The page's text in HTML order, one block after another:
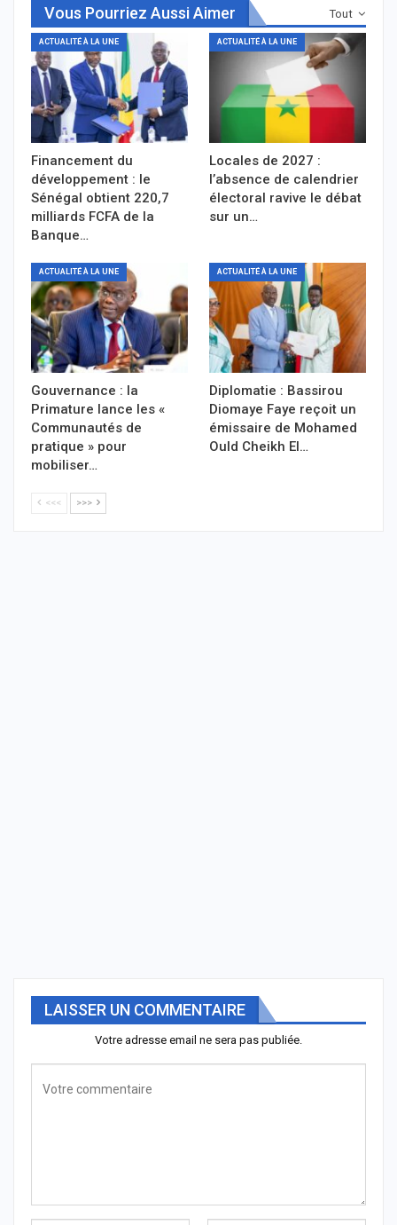
Tout
Vous Pourriez Aussi Aimer
ACTUALITÉ À LA UNE
Financement du
développement : le
Sénégal obtient 220,7
milliards FCFA de la
Banque…
ACTUALITÉ À LA UNE
Locales de 2027 :
l’absence de calendrier
électoral ravive le débat
sur un…
ACTUALITÉ À LA UNE
Gouvernance : la
Primature lance les «
Communautés de
pratique » pour
mobiliser…
ACTUALITÉ À LA UNE
Diplomatie : Bassirou
Diomaye Faye reçoit un
émissaire de Mohamed
Ould Cheikh El…
<<< >>>
LAISSER UN COMMENTAIRE
Votre adresse email ne sera pas publiée.